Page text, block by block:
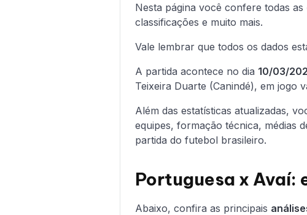
Nesta página você confere todas as
classificações e muito mais.
Vale lembrar que todos os dados
A partida acontece no dia 10/03/
Teixeira Duarte (Canindé), em jogo
Além das estatísticas atualizadas,
equipes, formação técnica, médias
partida do futebol brasileiro.
Portuguesa x Avaí:
Abaixo, confira as principais